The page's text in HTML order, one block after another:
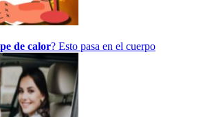
de calor? Esto pasa en el cuerpo